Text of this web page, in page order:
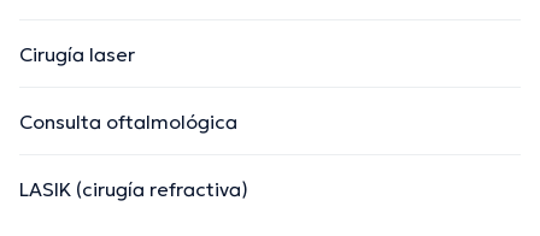
Cirugía laser
Consulta oftalmológica
LASIK (cirugía refractiva)